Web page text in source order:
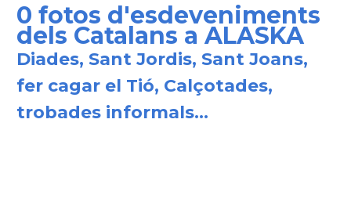
0 fotos d'esdeveniments
dels Catalans a ALASKA
Diades, Sant Jordis, Sant Joans,
fer cagar el Tió, Calçotades,
trobades informals...